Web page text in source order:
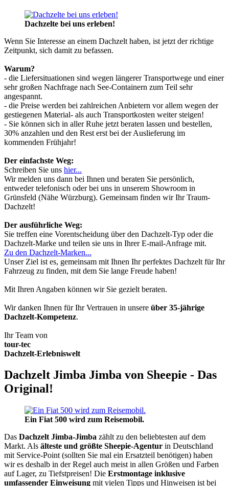
Dachzelte bei uns erleben!
Wenn Sie Interesse an einem Dachzelt haben, ist jetzt der richtige
Zeitpunkt, sich damit zu befassen.
Warum?
- die Liefersituationen sind wegen längerer Transportwege und einer
sehr großen Nachfrage nach See-Containern zum Teil sehr
angespannt.
- die Preise werden bei zahlreichen Anbietern vor allem wegen der
gestiegenen Material- als auch Transportkosten weiter steigen!
- Sie können sich in aller Ruhe jetzt beraten lassen und bestellen,
30% anzahlen und den Rest erst bei der Auslieferung im
kommenden Frühjahr!
Der einfachste Weg:
Schreiben Sie uns hier...
Wir melden uns dann bei Ihnen und beraten Sie persönlich,
entweder telefonisch oder bei uns in unserem Showroom in
Grünsfeld (Nähe Würzburg). Gemeinsam finden wir Ihr Traum-
Dachzelt!
Der ausführliche Weg:
Sie treffen eine Vorentscheidung über den Dachzelt-Typ oder die
Dachzelt-Marke und teilen sie uns in Ihrer E-mail-Anfrage mit.
Zu den Dachzelt-Marken...
Unser Ziel ist es, gemeinsam mit Ihnen Ihr perfektes Dachzelt für Ihr
Fahrzeug zu finden, mit dem Sie lange Freude haben!
Mit Ihren Angaben können wir Sie gezielt beraten.
Wir danken Ihnen für Ihr Vertrauen in unsere über 35-jährige
Dachzelt-Kompetenz.
Ihr Team von
tour-tec
Dachzelt-Erlebniswelt
Dachzelt Jimba Jimba von Sheepie - Das
Original!
Ein Fiat 500 wird zum Reisemobil.
Das Dachzelt Jimba-Jimba zählt zu den beliebtesten auf dem
Markt. Als älteste und größte Sheepie-Agentur in Deutschland
mit Service-Point (sollten Sie mal ein Ersatzteil benötigen) haben
wir es deshalb in der Regel auch meist in allen Größen und Farben
auf Lager, zu Tiefstpreisen! Die Erstmontage inklusive
umfassender Einweisung mit vielen Tipps und Hinweisen ist bei